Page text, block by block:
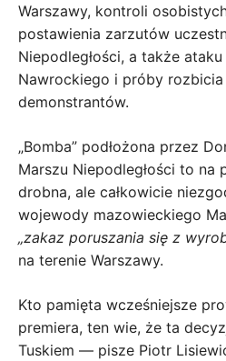
Warszawy, kontroli
postawienia zarzutów
Niepodległości, a także
Nawrockiego i próby rozbicia
demonstrantów.
„Bomba” podłożona przez
Marszu Niepodległości to na
drobna, ale całkowicie
wojewody mazowieckiego
„zakaz poruszania się z
na terenie Warszawy.
Kto pamięta wcześniejsze
premiera, ten wie, że ta
Tuskiem — pisze Piotr